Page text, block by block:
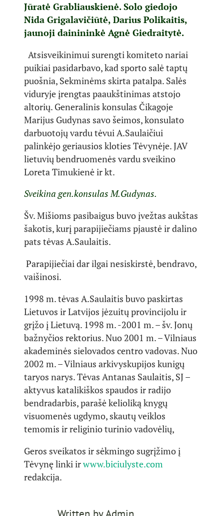
Jūratė Grabliauskienė. Solo giedojo
Nida Grigalavičiūtė, Darius Polikaitis,
jaunoji dainininkė Agnė Giedraitytė.
Atsisveikinimui surengti komiteto nariai
puikiai pasidarbavo, kad sporto salė taptų
puošnia, Sekminėms skirta patalpa. Salės
viduryje įrengtas paaukštinimas atstojo
altorių. Generalinis konsulas Čikagoje
Marijus Gudynas savo šeimos, konsulato
darbuotojų vardu tėvui A.Saulaičiui
palinkėjo geriausios kloties Tėvynėje. JAV
lietuvių bendruomenės vardu sveikino
Loreta Timukienė ir kt.
Sveikina gen.konsulas M.Gudynas.
Šv. Mišioms pasibaigus buvo įvežtas aukštas
šakotis, kurį parapijiečiams pjaustė ir dalino
pats tėvas A.Saulaitis.
Parapijiečiai dar ilgai nesiskirstė, bendravo,
vaišinosi.
1998 m. tėvas A.Saulaitis buvo paskirtas
Lietuvos ir Latvijos jėzuitų provincijolu ir
grįžo į Lietuvą. 1998 m. -2001 m. – šv. Jonų
bažnyčios rektorius. Nuo 2001 m. – Vilniaus
akademinės sielovados centro vadovas. Nuo
2002 m. – Vilniaus arkivyskupijos kunigų
taryos narys. Tėvas Antanas Saulaitis, SJ –
aktyvus katalikiškos spaudos ir radijo
bendradarbis, parašė kelioliką knygų
visuomenės ugdymo, skautų veiklos
temomis ir religinio turinio vadovėlių,
Geros sveikatos ir sėkmingo sugrįžimo į
Tėvynę linki irwww.biciulyste.com
redakcija.